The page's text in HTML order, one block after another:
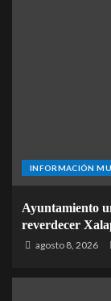
INFORMACIÓN
Ayuntamiento
reverdecer
agosto 8, 2026